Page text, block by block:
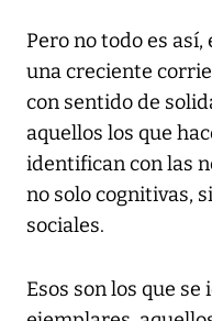
Pero no todo es
una creciente
con sentido de
aquellos los que
identifican con las
no solo cognitivas,
sociales.
Esos son los que